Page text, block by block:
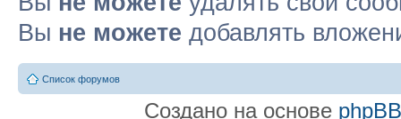
Вы не можете добавлять
Список форумов
Создано на основе phpBB